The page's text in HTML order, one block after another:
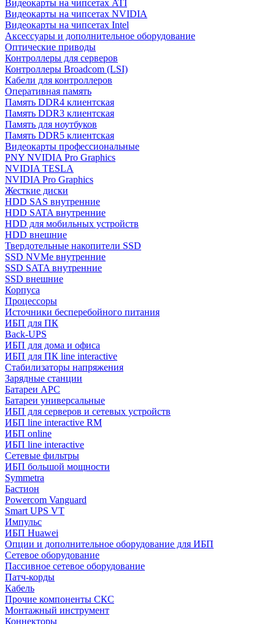
Видеокарты на чипсетах ATI
Видеокарты на чипсетах NVIDIA
Видеокарты на чипсетах Intel
Аксессуары и дополнительное оборудование
Оптические приводы
Контроллеры для серверов
Контроллеры Broadcom (LSI)
Кабели для контроллеров
Оперативная память
Память DDR4 клиентская
Память DDR3 клиентская
Память для ноутбуков
Память DDR5 клиентская
Видеокарты профессиональные
PNY NVIDIA Pro Graphics
NVIDIA TESLA
NVIDIA Pro Graphics
Жесткие диски
HDD SAS внутренние
HDD SATA внутренние
HDD для мобильных устройств
HDD внешние
Твердотельные накопители SSD
SSD NVMe внутренние
SSD SATA внутренние
SSD внешние
Корпуса
Процессоры
Источники бесперебойного питания
ИБП для ПК
Back-UPS
ИБП для дома и офиса
ИБП для ПК linе interactive
Стабилизаторы напряжения
Зарядные станции
Батареи APC
Батареи универсальные
ИБП для серверов и сетевых устройств
ИБП line interactive RM
ИБП online
ИБП linе interactive
Сетевые фильтры
ИБП большой мощности
Symmetra
Бастион
Powercom Vanguard
Smart UPS VT
Импульс
ИБП Huawei
Опции и дополнительное оборудование для ИБП
Сетевое оборудование
Пассивное сетевое оборудование
Патч-корды
Кабель
Прочие компоненты СКС
Монтажный инструмент
Коннекторы